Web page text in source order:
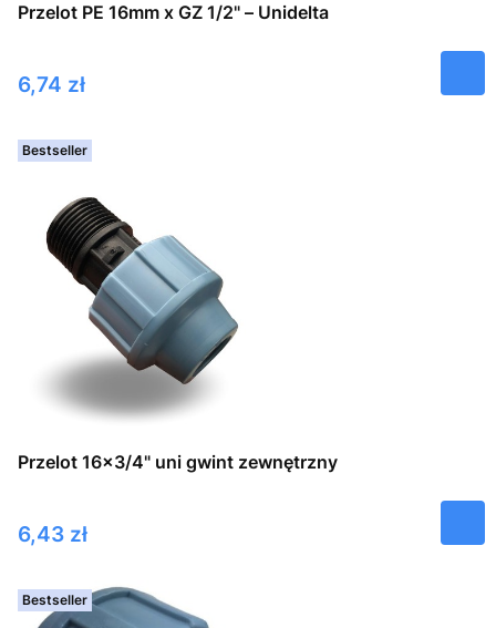
Przelot PE 16mm x GZ 1/2" – Unidelta
Cena
6,74 zł
Bestseller
Przelot 16x3/4" uni gwint zewnętrzny
Cena
6,43 zł
Bestseller